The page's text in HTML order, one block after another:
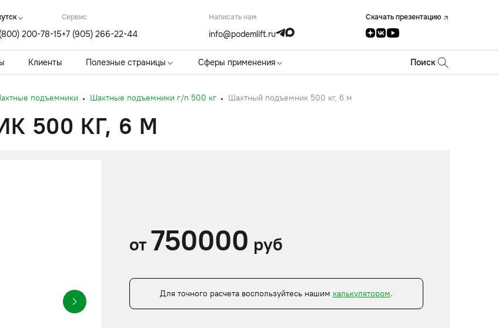
200-78-15
Cервис
+7 (905) 266-22-44
Написать нам
info@podemlift.ru
Скачать презентацию
Клиенты Полезные страницы Сферы применения Поиск
подъемники Шахтные подъемники г/п 500 кг Шахтный подъемник 500 кг, 6 м
500 КГ, 6 М
от 750000 руб
Для точного расчета воспользуйтесь нашим калькулятором.